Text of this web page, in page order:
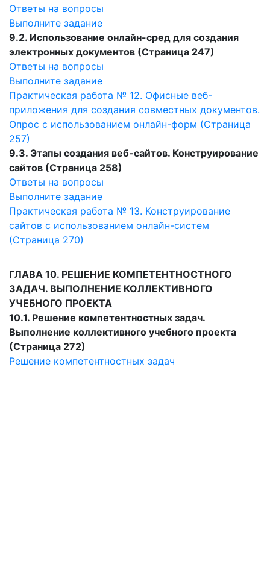
Ответы на вопросы
Выполните задание
9.2. Использование онлайн-сред для создания
электронных документов (Страница 247)
Ответы на вопросы
Выполните задание
Практическая работа № 12. Офисные веб-
приложения для создания совместных документов.
Опрос с использованием онлайн-форм (Страница
257)
9.3. Этапы создания веб-сайтов. Конструирование
сайтов (Страница 258)
Ответы на вопросы
Выполните задание
Практическая работа № 13. Конструирование
сайтов с использованием онлайн-систем
(Страница 270)
ГЛАВА 10. РЕШЕНИЕ КОМПЕТЕНТНОСТНОГО
ЗАДАЧ. ВЫПОЛНЕНИЕ КОЛЛЕКТИВНОГО
УЧЕБНОГО ПРОЕКТА
10.1. Решение компетентностных задач.
Выполнение коллективного учебного проекта
(Страница 272)
Решение компетентностных задач